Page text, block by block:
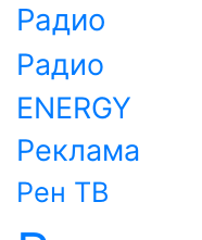
Радио
Радио
ENERGY
Реклама
Рен ТВ